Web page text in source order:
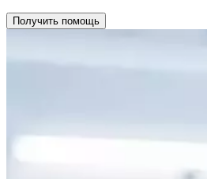
Получить помощь